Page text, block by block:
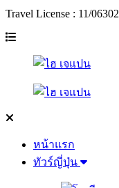
Travel License : 11/06302
หน้าแรก
ทัวร์ญี่ปุ่น